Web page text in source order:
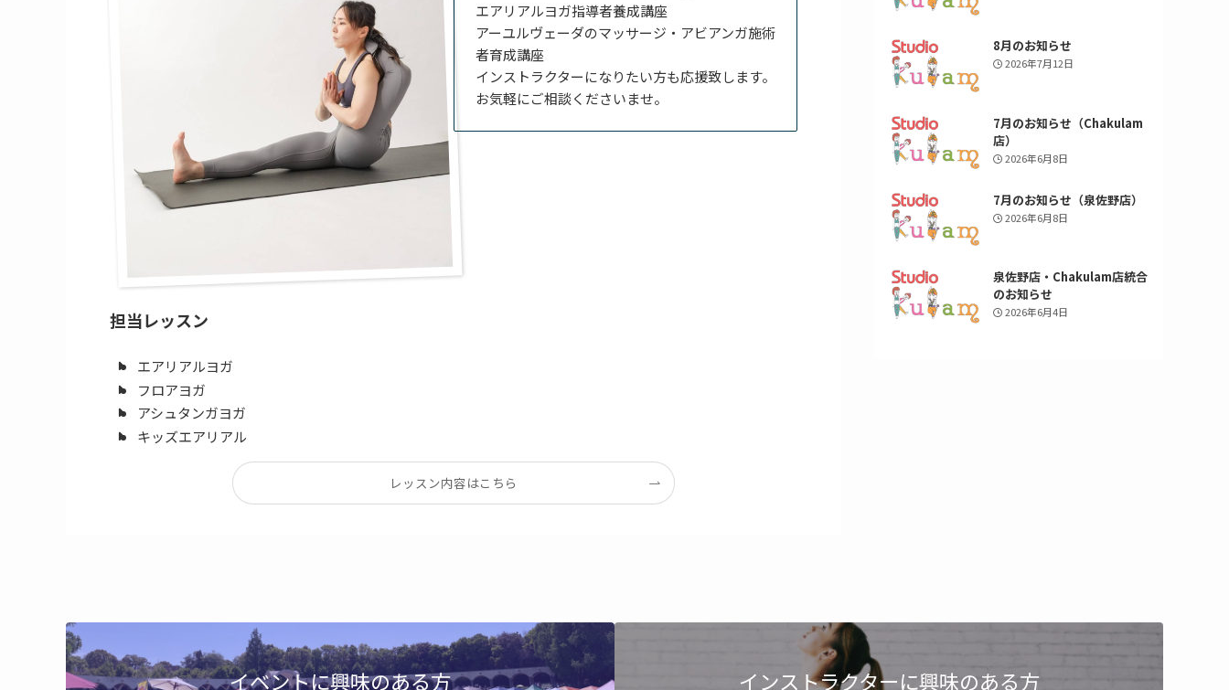
エアリアルヨガ指導者養成講座
アーユルヴェーダのマッサージ・アビアンガ施術
者育成講座
インストラクターになりたい方も応援致します。
お気軽にご相談くださいませ。
担当レッスン
エアリアルヨガ
フロアヨガ
アシュタンガヨガ
キッズエアリアル
レッスン内容はこちら
8月のお知らせ
2026年7月12日
7月のお知らせ（Chakulam
店）
2026年6月8日
7月のお知らせ（泉佐野店）
2026年6月8日
泉佐野店・Chakulam店統合
のお知らせ
2026年6月4日
イベントに興味のある方 インストラクターに興味のある方